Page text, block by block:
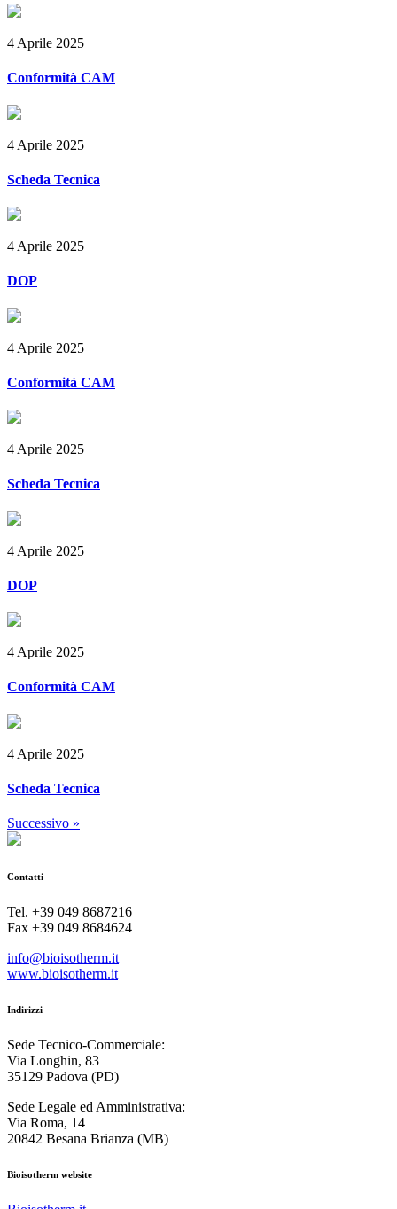
4 Aprile 2025
Conformità CAM
4 Aprile 2025
Scheda Tecnica
4 Aprile 2025
DOP
4 Aprile 2025
Conformità CAM
4 Aprile 2025
Scheda Tecnica
4 Aprile 2025
DOP
4 Aprile 2025
Conformità CAM
4 Aprile 2025
Scheda Tecnica
Successivo »
Contatti
Tel. +39 049 8687216
Fax +39 049 8684624
info@bioisotherm.it
www.bioisotherm.it
Indirizzi
Sede Tecnico-Commerciale:
Via Longhin, 83
35129 Padova (PD)
Sede Legale ed Amministrativa:
Via Roma, 14
20842 Besana Brianza (MB)
Bioisotherm website